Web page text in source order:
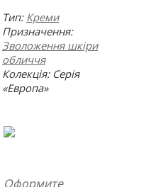
Тип: Креми
Призначення:
Зволоження шкіри
обличчя
Колекція: Серія
«Европа»
Оформите